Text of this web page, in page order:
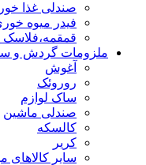
صندلی غذا
فیدر میوه
قمقمه،فلاسک
ملزومات گردش و
آغوش
روروئک
ساک لوازم
صندلی ماشین
کالسکه
کریر
سایر کالاهای